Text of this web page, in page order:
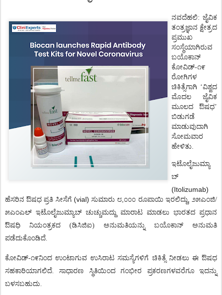
ನವದೆಹಲಿ: ಜೈವಿಕ
ತಂತ್ರಜ್ಞಾನ ಕ್ಷೇತ್ರದ
ಪ್ರಮುಖ
ಸಂಸ್ಥೆಯಾಗಿರುವ
ಬಯೊಕಾನ್
ಕೋವಿಡ್-೧೯
ರೋಗಿಗಳ
ಚಿಕಿತ್ಸೆಗಾಗಿ ‘ವಿಶ್ವದ
ಮೊದಲ ಜೈವಿಕ
ಮೂಲದ
ಔಷಧ’
ಬಿಡುಗಡೆ
ಮಾಡುವುದಾಗಿ
ಸೋಮವಾರ
ಹೇಳಿತು.
ಇಟೊಲೈಜುಮ್ಯಾ
ಬ್
(Itolizumab)
ಹೆಸರಿನ ಔಷಧ ಪ್ರತಿ ಸೀಸೆಗೆ (vial)ಸುಮಾರು ೮,೦೦೦ ರೂಪಾಯಿ ಇರಲಿದ್ದು,೨೫ಎಂಜಿ/
೫ಎಂಎಲ್ ಇಟೊಲೈಜುಮ್ಯಾಬ್ ಚುಚ್ಚುಮದ್ದು ಮಾರಾಟ ಮಾಡಲು ಭಾರತದ ಪ್ರಧಾನ
ಔಷಧಿ
ನಿಯಂತ್ರಕದ (ಡಿಸಿಜಿಐ) ಅನುಮತಿಯನ್ನು ಬಯೊಕಾನ್
ಅನುಮತಿ
ಪಡೆದುಕೊಂಡಿದೆ.
ಕೋವಿಡ್-೧೯ನಿಂದ ಉಂಟಾಗುವ ಉಸಿರಾಟ ಸಮಸ್ಯೆಗಳಿಗೆ ಚಿಕಿತ್ಸೆ ನೀಡಲು ಈ ಔಷಧ
ಸಹಕಾರಿಯಾಗಲಿದೆ.ಸಾಧಾರಣ ಸ್ಥಿತಿಯಿಂದ ಗಂಭೀರ ಪ್ರಕರಣಗಳವರೆಗೂ
ಇದನ್ನು
ಬಳಸಬಹುದು.